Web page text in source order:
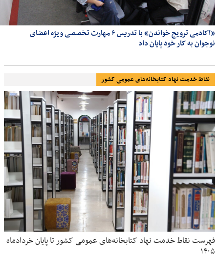
«آکادمی ترویج خواندن» با تدریس ۶ مهارت تخصصی ویژه اعضای
نوجوان به کار خود پایان داد
نقاط خدمت نهاد کتابخانه‌های عمومی کشور
فهرست نقاط خدمت نهاد کتابخانه‌های عمومی کشور تا پایان خردادماه
۱۴۰۵